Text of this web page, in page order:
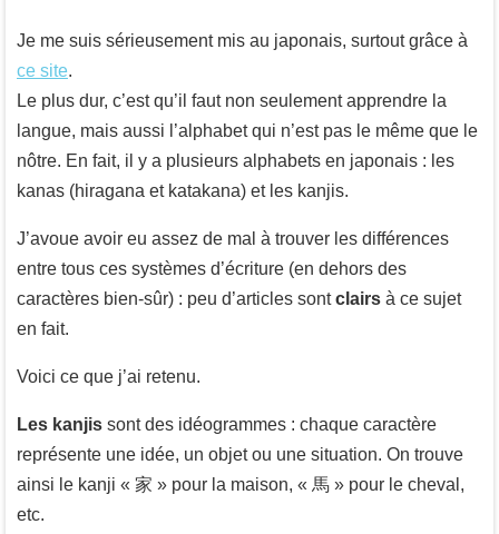
Je me suis sérieusement mis au japonais, surtout grâce à
ce site.
Le plus dur, c’est qu’il faut non seulement apprendre la
langue, mais aussi l’alphabet qui n’est pas le même que le
nôtre. En fait, il y a plusieurs alphabets en japonais : les
kanas (hiragana et katakana) et les kanjis.
J’avoue avoir eu assez de mal à trouver les différences
entre tous ces systèmes d’écriture (en dehors des
caractères bien-sûr) : peu d’articles sontclairs à ce sujet
en fait.
Voici ce que j’ai retenu.
Les kanjis sont des idéogrammes : chaque caractère
représente une idée, un objet ou une situation. On trouve
ainsi le kanji « 家 » pour la maison, « 馬 » pour le cheval,
etc.